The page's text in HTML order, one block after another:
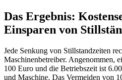
Das Ergebnis:
Einsparen von
Jede Senkung von Stillstandzeiten
Maschinenbetreiber. Angenommen,
100 Euro und die Betriebszeit ist
und Maschine. Das Vermeiden von